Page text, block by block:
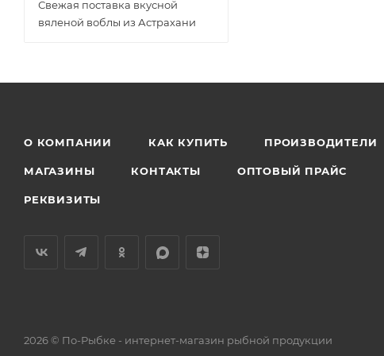
Свежая поставка вкусной
вяленой воблы из Астрахани
О КОМПАНИИ КАК КУПИТЬ ПРОИЗВОДИТЕЛИ
МАГАЗИНЫ КОНТАКТЫ ОПТОВЫЙ ПРАЙС
РЕКВИЗИТЫ
2026 © По-Рыбке - интернет-магазин рыбной продукции